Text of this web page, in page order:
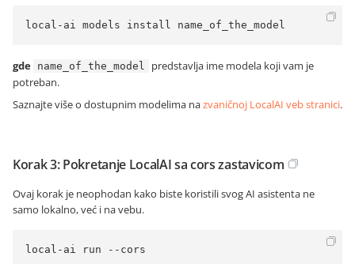
local-ai models install name_of_the_model
gde name_of_the_model
predstavlja ime modela koji vam je
potreban.
Saznajte više o dostupnim modelima nazvaničnoj LocalAI veb stranici.
Korak 3: Pokretanje LocalAI sa cors zastavicom
Ovaj korak je neophodan kako biste koristili svog AI asistenta ne
samo lokalno, već i na vebu.
local-ai run --cors